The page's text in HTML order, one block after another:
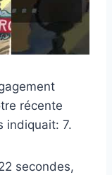
récente
indiquait: 7.
secondes,